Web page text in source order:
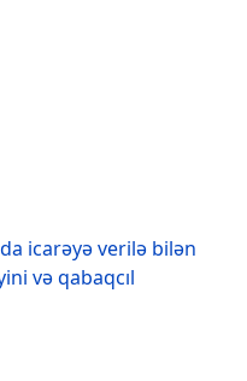
icarəyə verilə bilən
və qabaqcıl